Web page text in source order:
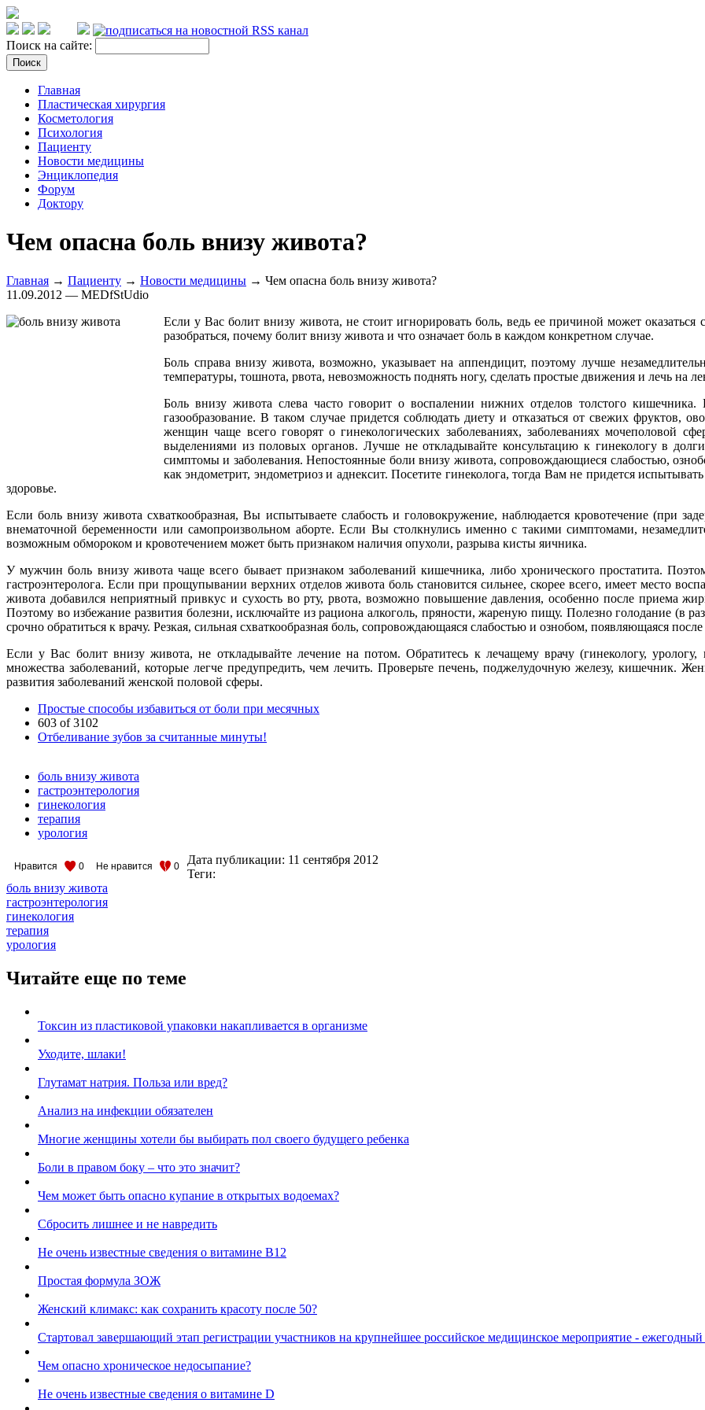
Поиск на сайте:
Главная
Пластическая хирургия
Косметология
Психология
Пациенту
Новости медицины
Энциклопедия
Форум
Доктору
Чем опасна боль внизу живота?
Главная → Пациенту → Новости медицины → Чем опасна боль внизу живота?
11.09.2012 — MEDfStUdio
Если у Вас болит внизу живота, не стоит игнорировать боль, ведь ее причиной может оказаться
разобраться, почему болит внизу живота и что означает боль в каждом конкретном случае.
Боль справа внизу живота, возможно, указывает на аппендицит, поэтому лучше
температуры, тошнота, рвота, невозможность поднять ногу, сделать простые движения и лечь на
Боль внизу живота слева часто говорит о воспалении нижних отделов толстого
газообразование. В таком случае придется соблюдать диету и отказаться от свежих
женщин чаще всего говорят о гинекологических заболеваниях, заболеваниях мочеполовой
выделениями из половых органов. Лучше не откладывайте консультацию к гинекологу в
симптомы и заболевания. Непостоянные боли внизу живота, сопровождающиеся слабостью,
как эндометрит, эндометриоз и аднексит. Посетите гинеколога, тогда Вам не придется
здоровье.
Если боль внизу живота схваткообразная, Вы испытываете слабость и головокружение, наблюдается кровотечение (при
внематочной беременности или самопроизвольном аборте. Если Вы столкнулись именно с такими симптомами,
возможным обмороком и кровотечением может быть признаком наличия опухоли, разрыва кисты яичника.
У мужчин боль внизу живота чаще всего бывает признаком заболеваний кишечника, либо хронического простатита.
гастроэнтеролога. Если при прощупывании верхних отделов живота боль становится сильнее, скорее всего, имеет место
живота добавился неприятный привкус и сухость во рту, рвота, возможно повышение давления, особенно после приема
Поэтому во избежание развития болезни, исключайте из рациона алкоголь, пряности, жареную пищу. Полезно голодание (в
срочно обратиться к врачу. Резкая, сильная схваткообразная боль, сопровождающаяся слабостью и ознобом, появляющаяся
Если у Вас болит внизу живота, не откладывайте лечение на потом. Обратитесь к лечащему врачу (гинекологу,
множества заболеваний, которые легче предупредить, чем лечить. Проверьте печень, поджелудочную железу, кишечник.
развития заболеваний женской половой сферы.
Простые способы избавиться от боли при месячных
603 of 3102
Отбеливание зубов за считанные минуты!
боль внизу живота
гастроэнтерология
гинекология
терапия
урология
Нравится 0 Не нравится 0 Дата публикации: 11 сентября 2012
Теги:
боль внизу живота
гастроэнтерология
гинекология
терапия
урология
Читайте еще по теме
Токсин из пластиковой упаковки накапливается в организме
Уходите, шлаки!
Глутамат натрия. Польза или вред?
Анализ на инфекции обязателен
Многие женщины хотели бы выбирать пол своего будущего ребенка
Боли в правом боку – что это значит?
Чем может быть опасно купание в открытых водоемах?
Сбросить лишнее и не навредить
Не очень известные сведения о витамине В12
Простая формула ЗОЖ
Женский климакс: как сохранить красоту после 50?
Стартовал завершающий этап регистрации участников на крупнейшее российское медицинское мероприятие -
Чем опасно хроническое недосыпание?
Не очень известные сведения о витамине D